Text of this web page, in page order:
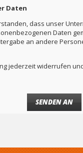
Daten
dass unser
Daten
an andere
jederzeit widerrufen